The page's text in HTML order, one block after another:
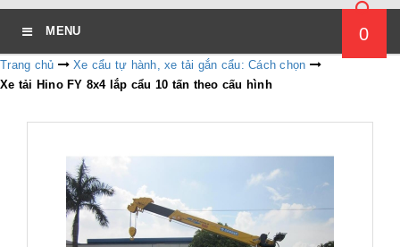
MENU 0
Trang chủ
Xe cẩu tự hành, xe tải gắn cẩu: Cách chọn
Xe tải Hino FY 8x4 lắp cẩu 10 tấn theo cấu hình